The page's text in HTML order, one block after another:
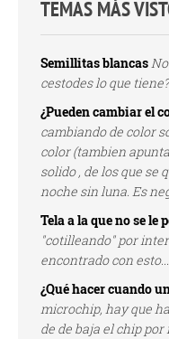
TEMAS MÁS
Semillitas blancas
cestodes lo que
¿Pueden cambiar el
cambiando de color
color (tambien
solido , de los que se
noche sin luna. Es
Tela a la que no se le
"cotilleando" por
encontrado con esto...
¿Qué hacer cuando
microchip, hay que
de de baja el chip